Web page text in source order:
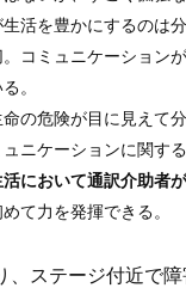
活を豊かにするのは
コミュニケーション
。
の危険が目に見えて
ニケーションに関する
において通訳介助者
て力を発揮できる。
、ステージ付近で